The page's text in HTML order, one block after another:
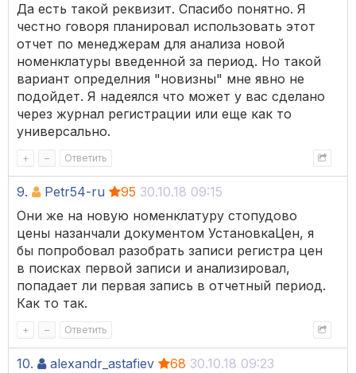
Да есть такой реквизит. Спасибо понятно. Я
честно говоря планировал использовать этот
отчет по менеджерам для анализа новой
номенклатуры введенной за период. Но такой
вариант определния "новизны" мне явно не
подойдет. Я надеялся что может у вас сделано
через журнал регистрации или еще как то
универсально.
+ – Ответить
9. Petr54-ru 95 30.10.18 09:15
Они же на новую номенклатуру стопудово
цены назанчали документом УстановкаЦен, я
бы попробовал разобрать записи регистра цен
в поисках первой записи и анализировал,
попадает ли первая запись в отчетный период.
Как то так.
+ – Ответить
10. alexandr_astafiev 68 30.10.18 09:23